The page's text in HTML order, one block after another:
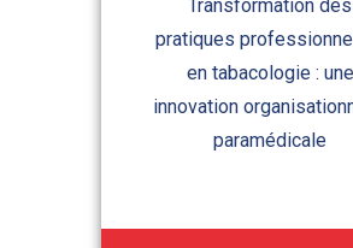
Transformation des
pratiques
en tabacologie : une
innovation
paramédicale